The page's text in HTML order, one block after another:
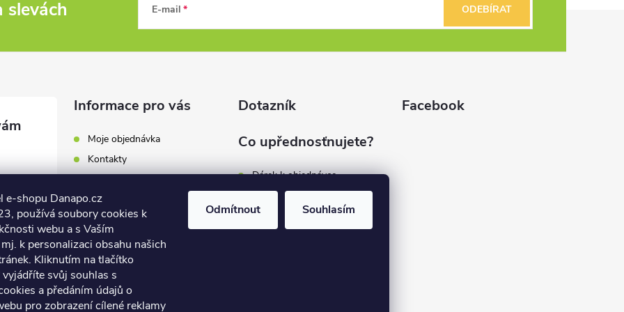
e-shopu Danapo.cz
používá soubory cookies k
webu a s Vaším
k personalizaci obsahu našich
Kliknutím na tlačítko
vyjádříte svůj souhlas s
a předáním údajů o
pro zobrazení cílené reklamy
Odmítnout Souhlasím
slevách E-mail ODEBÍRAT
446
446
Informace pro vás
Moje objednávka
Kontakty
Hodnocení obchodu
Obchodní podmínky
Reklamace a výměna zboží
Podmínky ochrany osobních
údajů
Soubory cookies
Dotazník
Co upřednosťnujete?
Dárek k objednávce
Zákaznický servis
Dopravu zdarma
Facebook